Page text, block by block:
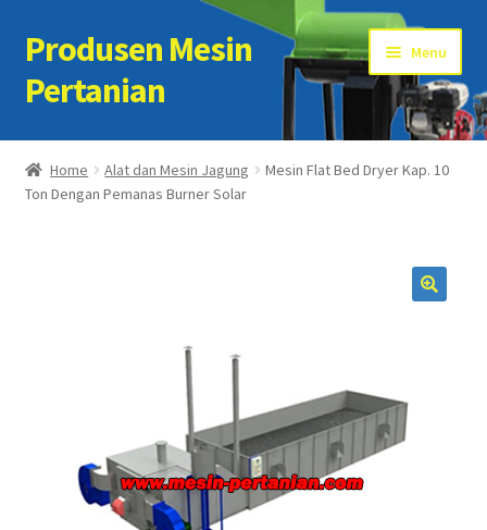
Skip
to
navigation
Skip
to
content
Produsen Mesin
Pertanian
Menu
Home
Artikel
Sample Page
Home Alat dan Mesin Jagung
Mesin Flat Bed Dryer Kap. 10
Ton Dengan Pemanas Burner Solar